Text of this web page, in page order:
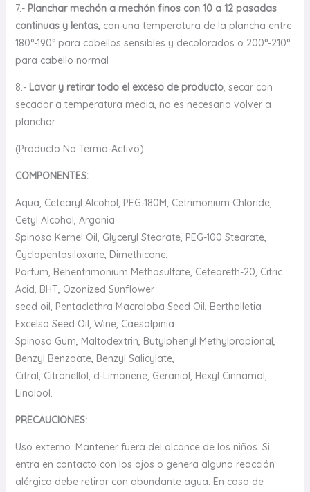
7.- Planchar mechón a mechón finos con 10 a 12 pasadas
continuas y lentas,con una temperatura de la plancha entre
180°-190° para cabellos sensibles y decolorados o 200°-210°
para cabello normal
8.- Lavar y retirar todo el exceso de producto, secar con
secador a temperatura media, no es necesario volver a
planchar.
(Producto No Termo-Activo)
COMPONENTES:
Aqua, Cetearyl Alcohol, PEG-180M, Cetrimonium Chloride,
Cetyl Alcohol, Argania
Spinosa Kernel Oil, Glyceryl Stearate, PEG-100 Stearate,
Cyclopentasiloxane, Dimethicone,
Parfum, Behentrimonium Methosulfate, Ceteareth-20, Citric
Acid, BHT, Ozonized Sunflower
seed oil, Pentaclethra Macroloba Seed Oil, Bertholletia
Excelsa Seed Oil, Wine, Caesalpinia
Spinosa Gum, Maltodextrin, Butylphenyl Methylpropional,
Benzyl Benzoate, Benzyl Salicylate,
Citral, Citronellol, d-Limonene, Geraniol, Hexyl Cinnamal,
Linalool.
PRECAUCIONES:
Uso externo. Mantener fuera del alcance de los niños. Si
entra en contacto con los ojos o genera alguna reacción
alérgica debe retirar con abundante agua. En caso de